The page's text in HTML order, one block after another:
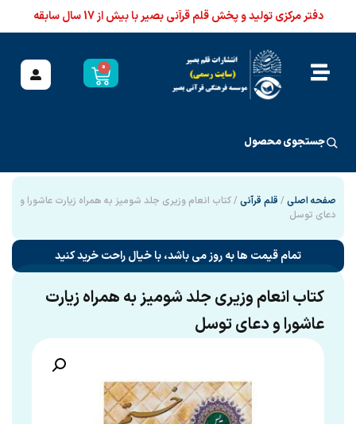
دفتر مرکزی تولید و پخش قلم قرآنی بصیر با بیش از 17 سال سابقه
0
جستجوی محصول
صفحه اصلی / قلم قرآنی / کتاب انعام وزیری جلد شومیز به همراه زیارت عاشورا و
دعای توسل
تمام قیمت ها به روز می باشد، با خیال راحت خرید کنید
کتاب انعام وزیری جلد شومیز به همراه زیارت
عاشورا و دعای توسل